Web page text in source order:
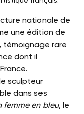
nationale de
une édition de
témoignage rare
dont il
sculpteur
dans ses
femme en bleu, le